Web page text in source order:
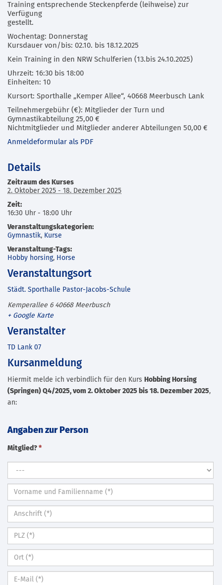
Training entsprechende Steckenpferde (leihweise) zur
Verfügung
gestellt.
Wochentag: Donnerstag
Kursdauer von/bis: 02.10. bis 18.12.2025
Kein Training in den NRW Schulferien (13.bis 24.10.2025)
Uhrzeit: 16:30 bis 18:00
Einheiten: 10
Kursort: Sporthalle „Kemper Allee“, 40668 Meerbusch Lank
Teilnehmergebühr (€): Mitglieder der Turn und
Gymnastikabteilung 25,00 €
Nichtmitglieder und Mitglieder anderer Abteilungen 50,00 €
Anmeldeformular als PDF
Details
Zeitraum des Kurses
2. Oktober 2025 - 18. Dezember 2025
Zeit:
16:30 Uhr - 18:00 Uhr
Veranstaltungskategorien:
Gymnastik, Kurse
Veranstaltung-Tags:
Hobby horsing, Horse
Veranstaltungsort
Städt. Sporthalle Pastor-Jacobs-Schule
Kemperallee 6 40668 Meerbusch
+ Google Karte
Veranstalter
TD Lank 07
Kursanmeldung
Hiermit melde ich verbindlich für den Kurs Hobbing Horsing
(Springen) Q4/2025, vom 2. Oktober 2025 bis 18. Dezember 2025,
an:
Angaben zur Person
Mitglied? *